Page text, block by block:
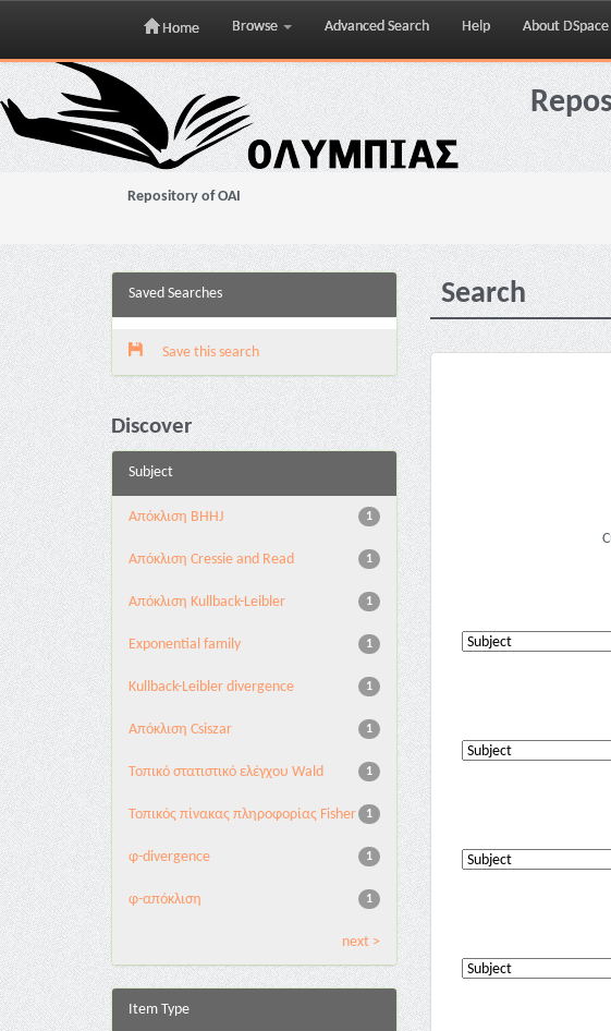
Skip
navigation
Home Browse Advanced Search Help About DSpace
Repository of OAI
Saved Searches
Save this search
Discover
Subject
1
Aπόκλιση BHHJ
1
Aπόκλιση Cressie and Read
1
Aπόκλιση Kullback-Leibler
1
Exponential family
1
Kullback-Leibler divergence
1
Απόκλιση Csiszar
1
Τοπικό στατιστικό ελέγχου Wald
1
Τοπικός πίνακας πληροφορίας Fisher
1
φ-divergence
1
φ-απόκλιση
next >
Item Type
Search